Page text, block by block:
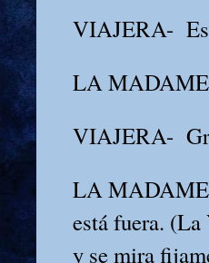
VIAJERA-
LA
VIAJERA-
LA
está fuera.
y se mira